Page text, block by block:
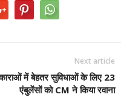
Next article
में बेहतर सुविधाओं के लिए 23
एंबुलेंसों को CM ने किया रवाना